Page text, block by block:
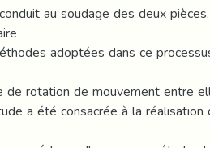
au soudage des deux
adoptées dans ce
rotation de mouvement entre
a été consacrée à la réalisation